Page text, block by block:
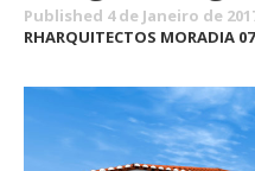
Published 4 de Janeiro de
RHARQUITECTOS MORADIA 07